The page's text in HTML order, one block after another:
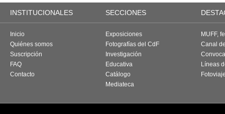
INSTITUCIONALES SECCIONES
Inicio
Quiénes somos
Suscripción
FAQ
Contacto
Exposiciones
Fotografías del CdF
Investigación
Educativa
Catálogo
Mediateca
MUFF,
Canal
Líneas